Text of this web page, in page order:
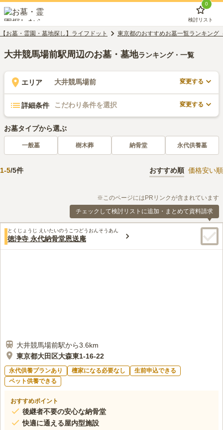
0
検討リスト
【お墓・霊園・墓地探し】ライフドット 東京都のおすすめお墓一覧ランキング
大井競馬場前駅周辺のお墓・墓地ランキング・一覧
エリア 大井競馬場前 変更する
詳細条件 こだわり条件を選択 変更する
お墓タイプから選ぶ
一般墓 樹木葬 納骨堂 永代供養墓
1-5/5件 おすすめ順 価格安い順
※このページにはPRリンクが含まれています
チェックして検討リストに追加・まとめて資料請求
とくじょうじ えいたいのうこつどうおんそうあん
徳浄寺 永代納骨堂恩送庵
大井競馬場前駅から3.6km
東京都大田区大森東1-16-22
永代供養プランあり 檀家になる必要なし
生前申込できる
ペット供養できる
おすすめポイント
後継者不要の安心な納骨堂
快適に通える屋内型施設